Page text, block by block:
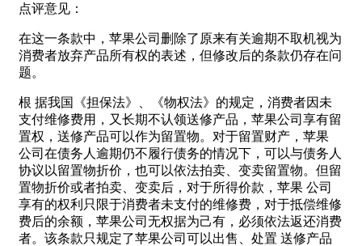
点评意见：
在这一条款中，苹果公司删除了原来有关逾期不取机视为
消费者放弃产品所有权的表述，但修改后的条款仍存在问
题。
根 据我国《担保法》、《物权法》的规定，消费者因未
支付维修费用，又长期不认领送修产品，苹果公司享有留
置权，送修产品可以作为留置物。对于留置财产，苹果
公司在债务人逾期仍不履行债务的情况下，可以与债务人
协议以留置物折价，也可以依法拍卖、变卖留置物。但留
置物折价或者拍卖、变卖后，对于所得价款，苹果 公司
享有的权利只限于消费者未支付的维修费，对于抵偿维修
费后的余额，苹果公司无权据为己有，必须依法返还消费
者。该条款只规定了苹果公司可以出售、处置 送修产品